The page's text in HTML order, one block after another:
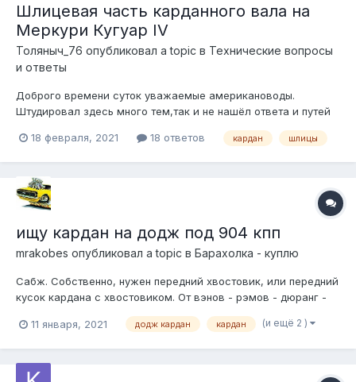
Шлицевая часть карданного вала на
Меркури Кугуар IV
Толяныч_76 опубликовал a topic в Технические вопросы
и ответы
Доброго времени суток уважаемые американоводы.
Штудировал здесь много тем,так и не нашёл ответа и путей
следующее.Когда мой Меркурий попал ко мне в руки,это был
продолжительного времени я собирал на него всё,че...
18 февраля, 2021 18 ответов кардан шлицы
ищу кардан на додж под 904 кпп
mrakobes опубликовал a topic в Барахолка - куплю
Сабж. Собственно, нужен передний хвостовик, или передний
кусок кардана с хвостовиком. От вэнов - рэмов - дюранг -
42,67мм (1,680 инчей) +797889 ЧЧЧ 09 wazzaap +7914 624
11 января, 2021 додж кардан кардан (и ещё 2 )